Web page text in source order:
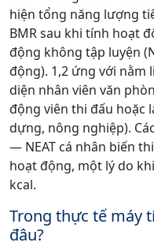
hiện tổng năng lượng
BMR sau khi tính hoạt
động không tập luyện
động). 1,2 ứng với nằm
diện nhân viên văn
động viên thi đấu hoặc
dựng, nông nghiệp).
— NEAT cá nhân biến
hoạt động, một lý do
kcal.
Trong thực tế máy
đâu?